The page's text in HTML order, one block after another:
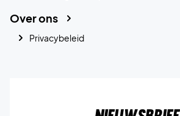
Over ons
Privacybeleid